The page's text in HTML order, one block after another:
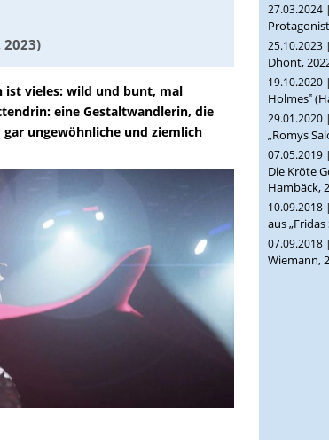
ist vieles: wild und bunt, mal
eine Gestaltwandlerin, die
ungewöhnliche und ziemlich
27.03.2024 |
25.10.2023 |
Dhont,
19.10.2020 |
Holmes‟
„Romys
07.05.2019 |
Die Kröte
Hambäck,
10.09.2018 |
aus
Wiemann,